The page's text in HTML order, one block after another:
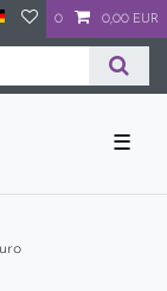
0 0,00 EUR
☰